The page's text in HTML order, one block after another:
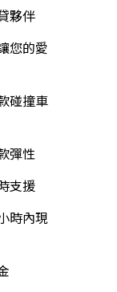
夥伴
您的愛
碰撞車
彈性
支援
時內現